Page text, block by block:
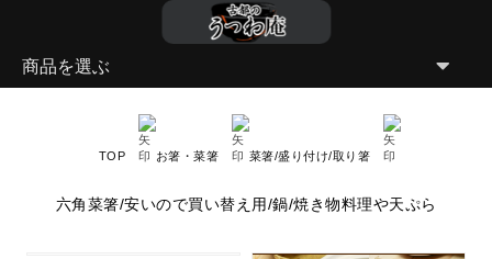
商品を選ぶ
TOP お箸・菜箸 菜箸/盛り付け/取り箸
六角菜箸/安いので買い替え用/鍋/焼き物料理や天ぷら